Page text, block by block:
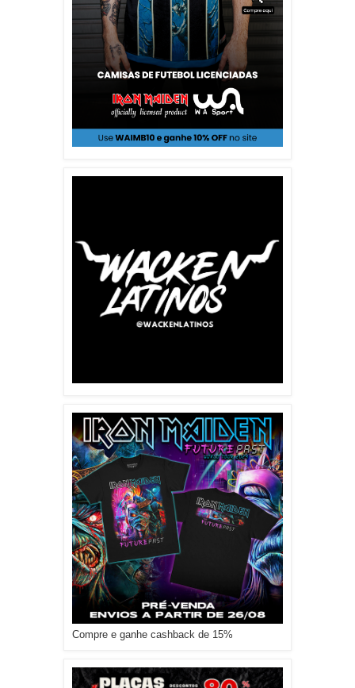
Compre e ganhe cashback de 15%